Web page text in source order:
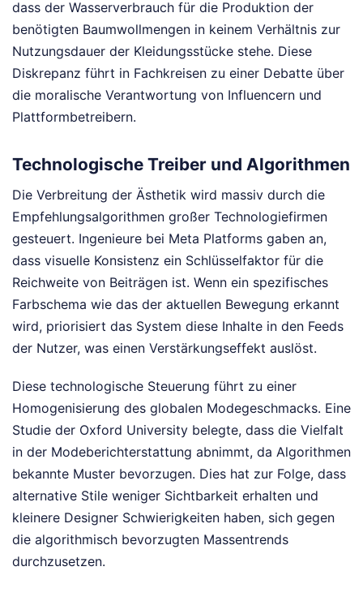
dass der Wasserverbrauch für die Produktion der
benötigten Baumwollmengen in keinem Verhältnis zur
Nutzungsdauer der Kleidungsstücke stehe. Diese
Diskrepanz führt in Fachkreisen zu einer Debatte über
die moralische Verantwortung von Influencern und
Plattformbetreibern.
Technologische Treiber und Algorithmen
Die Verbreitung der Ästhetik wird massiv durch die
Empfehlungsalgorithmen großer Technologiefirmen
gesteuert. Ingenieure bei Meta Platforms gaben an,
dass visuelle Konsistenz ein Schlüsselfaktor für die
Reichweite von Beiträgen ist. Wenn ein spezifisches
Farbschema wie das der aktuellen Bewegung erkannt
wird, priorisiert das System diese Inhalte in den Feeds
der Nutzer, was einen Verstärkungseffekt auslöst.
Diese technologische Steuerung führt zu einer
Homogenisierung des globalen Modegeschmacks. Eine
Studie der Oxford University belegte, dass die Vielfalt
in der Modeberichterstattung abnimmt, da Algorithmen
bekannte Muster bevorzugen. Dies hat zur Folge, dass
alternative Stile weniger Sichtbarkeit erhalten und
kleinere Designer Schwierigkeiten haben, sich gegen
die algorithmisch bevorzugten Massentrends
durchzusetzen.